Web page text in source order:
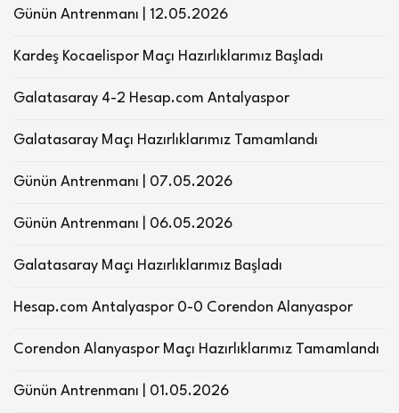
Günün Antrenmanı | 12.05.2026
Kardeş Kocaelispor Maçı Hazırlıklarımız Başladı
Galatasaray 4-2 Hesap.com Antalyaspor
Galatasaray Maçı Hazırlıklarımız Tamamlandı
Günün Antrenmanı | 07.05.2026
Günün Antrenmanı | 06.05.2026
Galatasaray Maçı Hazırlıklarımız Başladı
Hesap.com Antalyaspor 0-0 Corendon Alanyaspor
Corendon Alanyaspor Maçı Hazırlıklarımız Tamamlandı
Günün Antrenmanı | 01.05.2026